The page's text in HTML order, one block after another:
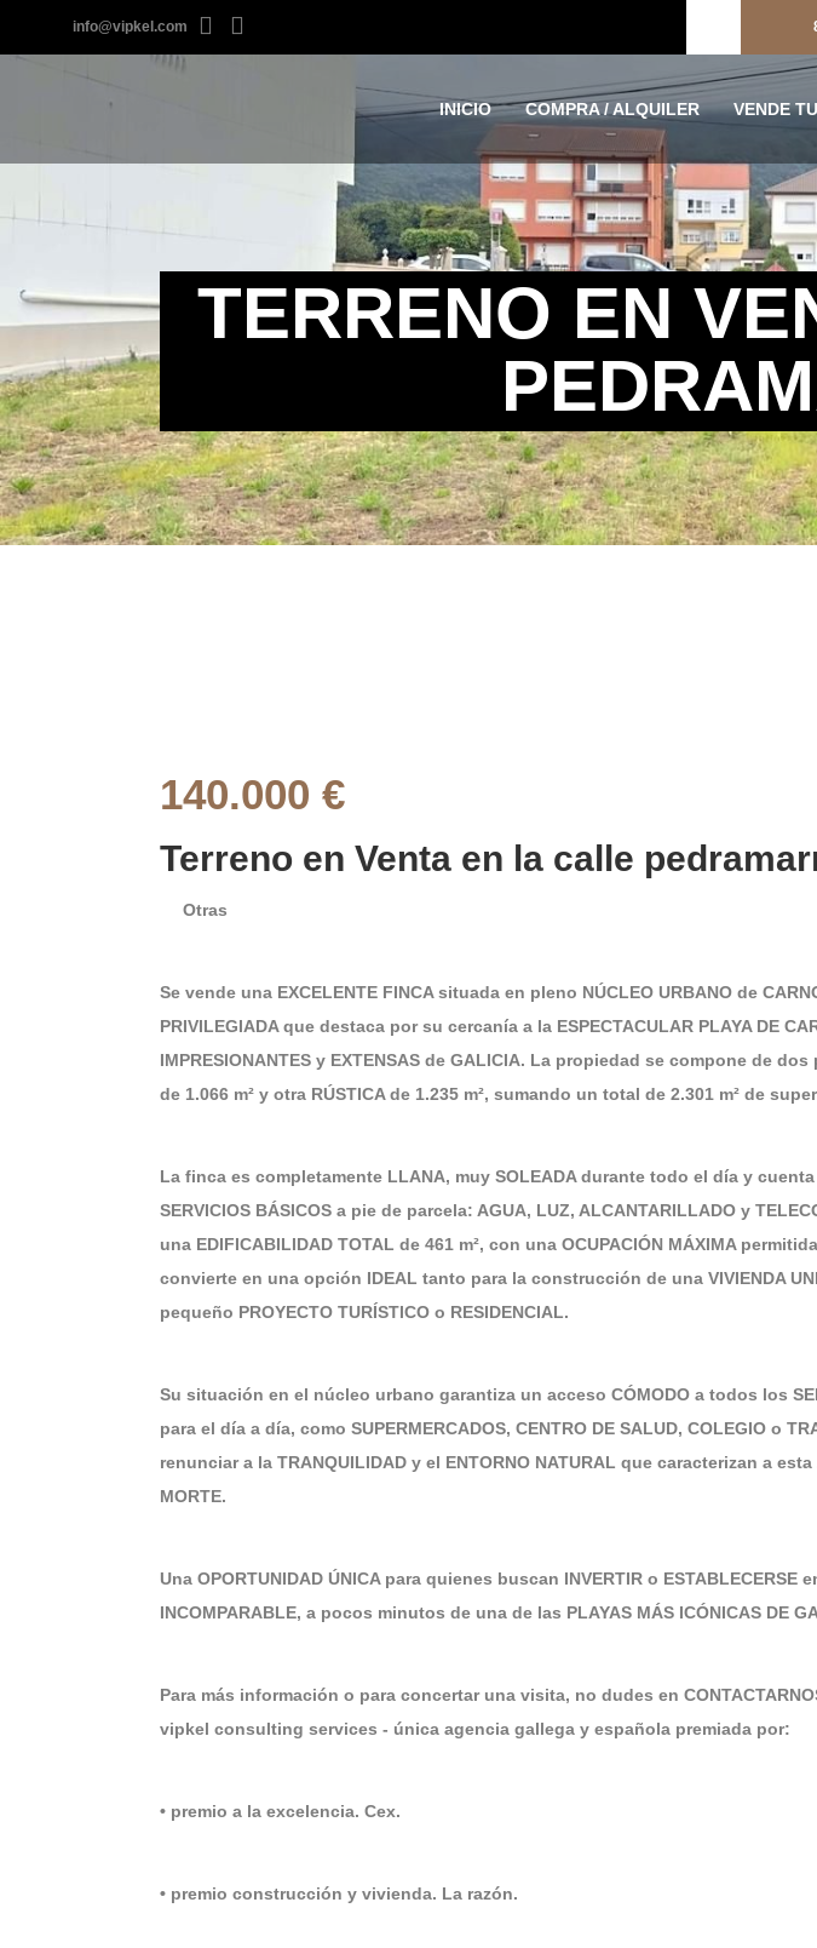
info@vipkel.com
INICIO COMPRA / ALQUILER VENDE
TERRENO EN
140.000 €
Terreno en Venta en la calle
Otras
Se vende una EXCELENTE FINCA situada en pleno NÚCLEO URBANO de
PRIVILEGIADA que destaca por su cercanía a la ESPECTACULAR PLAYA DE
IMPRESIONANTES y EXTENSAS de GALICIA. La propiedad se compone de
de 1.066 m² y otra RÚSTICA de 1.235 m², sumando un total de 2.301 m² de
La finca es completamente LLANA, muy SOLEADA durante todo el día y
SERVICIOS BÁSICOS a pie de parcela: AGUA, LUZ, ALCANTARILLADO y
una EDIFICABILIDAD TOTAL de 461 m², con una OCUPACIÓN MÁXIMA
convierte en una opción IDEAL tanto para la construcción de una VIVIENDA
pequeño PROYECTO TURÍSTICO o RESIDENCIAL.
Su situación en el núcleo urbano garantiza un acceso CÓMODO a todos los
para el día a día, como SUPERMERCADOS, CENTRO DE SALUD, COLEGIO o
renunciar a la TRANQUILIDAD y el ENTORNO NATURAL que caracterizan a esta
MORTE.
Una OPORTUNIDAD ÚNICA para quienes buscan INVERTIR o ESTABLECERSE
INCOMPARABLE, a pocos minutos de una de las PLAYAS MÁS ICÓNICAS DE
Para más información o para concertar una visita, no dudes en
vipkel consulting services - única agencia gallega y española premiada por:
• premio a la excelencia. Cex.
• premio construcción y vivienda. La razón.